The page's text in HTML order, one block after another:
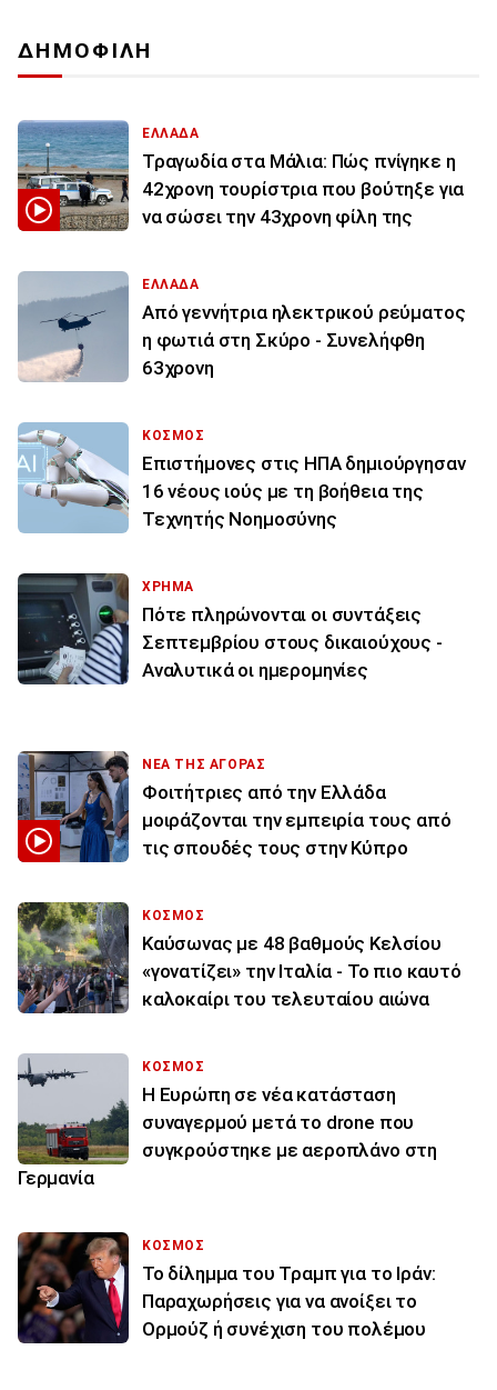
ΔΗΜΟΦΙΛΗ
ΕΛΛΑΔΑ
Τραγωδία στα Μάλια: Πώς πνίγηκε η
42χρονη τουρίστρια που βούτηξε για
να σώσει την 43χρονη φίλη της
ΕΛΛΑΔΑ
Από γεννήτρια ηλεκτρικού ρεύματος
η φωτιά στη Σκύρο - Συνελήφθη
63χρονη
ΚΟΣΜΟΣ
Επιστήμονες στις ΗΠΑ δημιούργησαν
16 νέους ιούς με τη βοήθεια της
Τεχνητής Νοημοσύνης
ΧΡΗΜΑ
Πότε πληρώνονται οι συντάξεις
Σεπτεμβρίου στους δικαιούχους -
Αναλυτικά οι ημερομηνίες
ΝΕΑ ΤΗΣ ΑΓΟΡΑΣ
Φοιτήτριες από την Ελλάδα
μοιράζονται την εμπειρία τους από
τις σπουδές τους στην Κύπρο
ΚΟΣΜΟΣ
Καύσωνας με 48 βαθμούς Κελσίου
«γονατίζει» την Ιταλία - Το πιο καυτό
καλοκαίρι του τελευταίου αιώνα
ΚΟΣΜΟΣ
Η Ευρώπη σε νέα κατάσταση
συναγερμού μετά το drone που
συγκρούστηκε με αεροπλάνο στη
Γερμανία
ΚΟΣΜΟΣ
Το δίλημμα του Τραμπ για το Ιράν:
Παραχωρήσεις για να ανοίξει το
Ορμούζ ή συνέχιση του πολέμου